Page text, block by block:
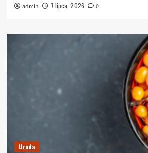
admin 7 lipca, 2026 0
Uroda